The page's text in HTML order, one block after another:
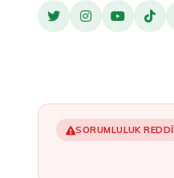
SORUMLULUK REDDI